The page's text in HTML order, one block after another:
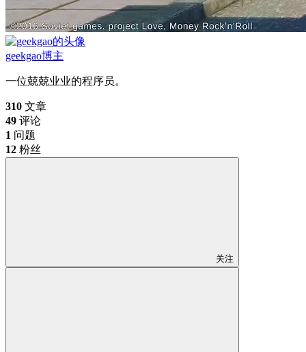
geekgao博主
一位兢兢业业的程序员。
310 文章
49 评论
1 问题
12 粉丝
关注